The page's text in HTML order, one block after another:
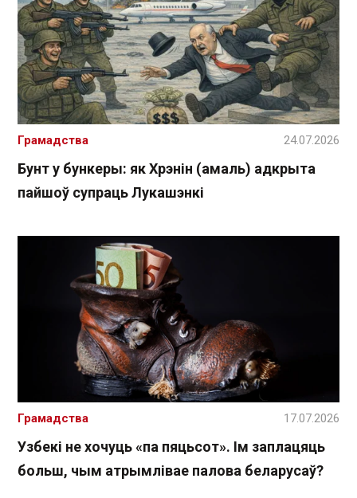
Бунт у бункеры: як Хрэнін (амаль) адкрыта
пайшоў супраць Лукашэнкі
Грамадства 24.07.2026
Узбекі не хочуць «па пяцьсот». Ім заплацяць
больш, чым атрымлівае палова беларусаў?
Грамадства 17.07.2026